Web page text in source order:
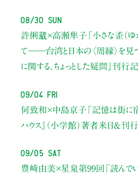
08/30 Sun
許俐葳×高瀬隼子 「小さな歪（
て――台湾と日本の〈周縁〉を見
に関する、ちょっとした疑問』刊行
09/04 Fri
何致和×中島京子 「記憶は街に宿
ハウス』（小学館）著者来日＆刊
09/05 Sat
豊﨑由美×星泉 第99回「読んでい